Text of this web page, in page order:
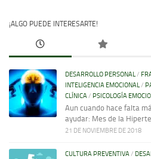
¡ALGO PUEDE INTERESARTE!
DESARROLLO PERSONAL/
INTELIGENCIA EMOCIONAL/
CLÍNICA/ PSICOLOGÍA
Aun cuando hace falta
ayudar: Mes de la
21 DE NOVIEMBRE DE 2018
CULTURA PREVENTIVA/